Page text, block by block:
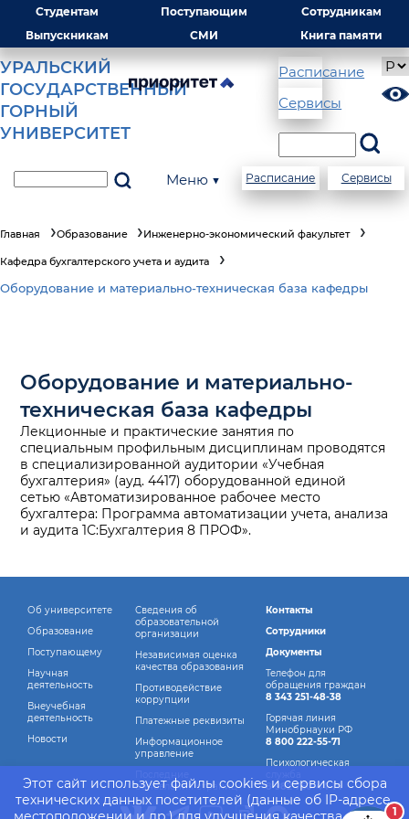
Студентам Поступающим
Сотрудникам
Выпускникам
СМИ Книга памяти
УРАЛЬСКИЙ
ГОСУДАРСТВЕННЫЙ
ГОРНЫЙ
УНИВЕРСИТЕТ
Расписание
Сервисы
Меню ▼ Расписание Сервисы
Этот сайт использует файлы cookies и сервисы сбора
технических данных посетителей (данные об IP-адресе,
Главная Образование Инженерно-экономический факультет
Кафедра бухгалтерского учета и аудита
Оборудование и материально-техническая база кафедры
Оборудование и материально-
техническая база кафедры
Лекционные и практические занятия по
специальным профильным дисциплинам проводятся
в специализированной аудитории «Учебная
бухгалтерия» (ауд. 4417) оборудованной единой
сетью «Автоматизированное рабочее место
бухгалтера: Программа автоматизации учета, анализа
и аудита 1С:Бухгалтерия 8 ПРОФ».
Об университете
Образование
Поступающему
Научная
деятельность
Внеучебная
деятельность
Новости
Сведения об
образовательной
организации
Независимая оценка
качества образования
Противодействие
коррупции
Платежные реквизиты
Информационное
управление
обновления страниц
Контакты
Сотрудники
Документы
Телефон для
обращения граждан
8 343 251-48-38
Горячая линия
Минобрнауки РФ
8 800 222-55-71
Психологическая
8 982 760-44-14
1